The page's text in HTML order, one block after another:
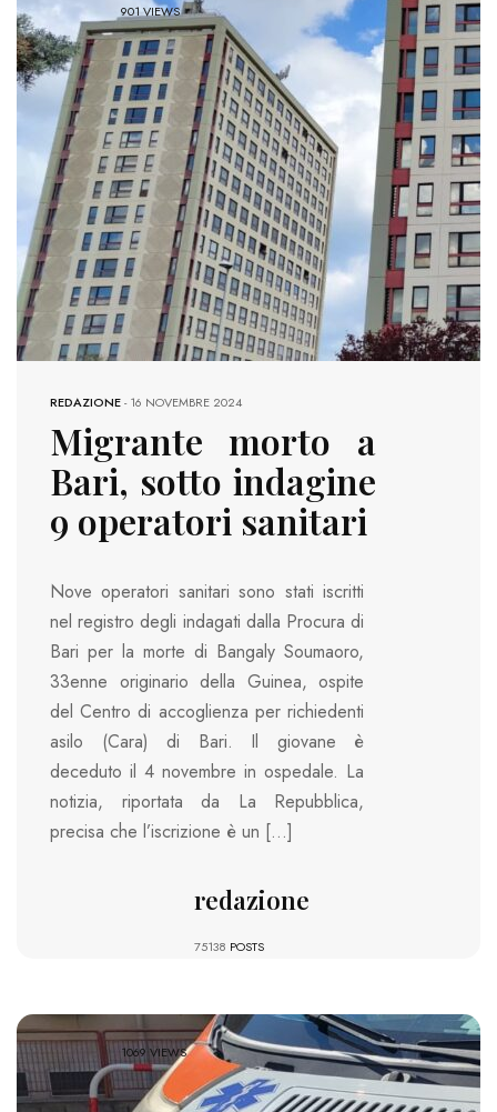
901 VIEWS
REDAZIONE-16 NOVEMBRE 2024
Migrante morto a
Bari, sotto indagine
9 operatori sanitari
Nove operatori sanitari sono stati iscritti
nel registro degli indagati dalla Procura di
Bari per la morte di Bangaly Soumaoro,
33enne originario della Guinea, ospite
del Centro di accoglienza per richiedenti
asilo (Cara) di Bari. Il giovane è
deceduto il 4 novembre in ospedale. La
notizia, riportata da La Repubblica,
precisa che l’iscrizione è un […]
redazione
75138 POSTS
1069 VIEWS